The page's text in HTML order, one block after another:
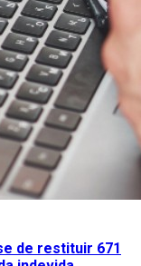
de restituir 671